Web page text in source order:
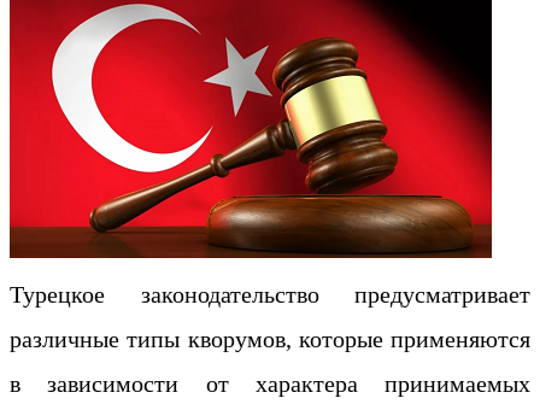
Турецкое законодательство предусматривает
различные типы кворумов, которые применяются
в зависимости от характера принимаемых